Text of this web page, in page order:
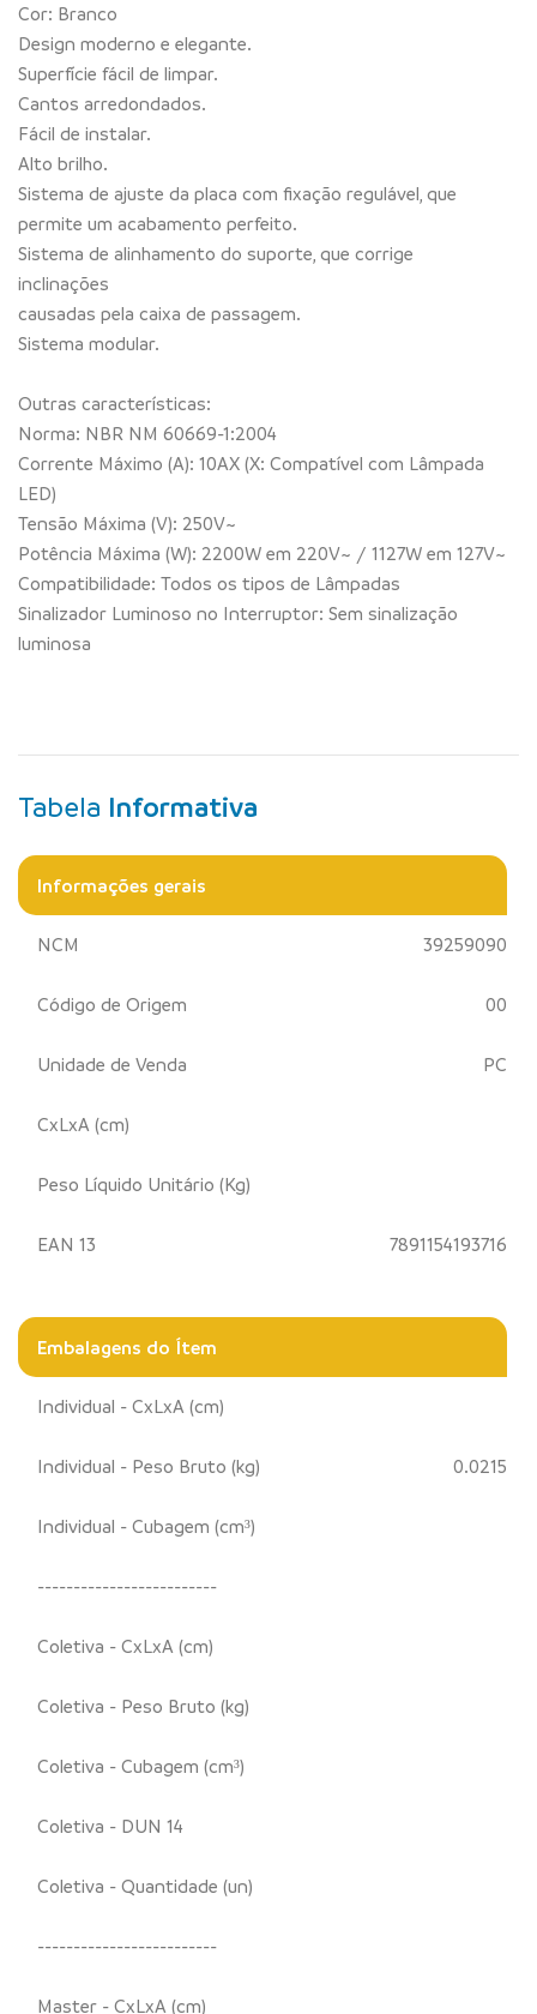
Cor: Branco
Design moderno e elegante.
Superfície fácil de limpar.
Cantos arredondados.
Fácil de instalar.
Alto brilho.
Sistema de ajuste da placa com fixação regulável, que
permite um acabamento perfeito.
Sistema de alinhamento do suporte, que corrige
inclinações
causadas pela caixa de passagem.
Sistema modular.
Outras características:
Norma: NBR NM 60669-1:2004
Corrente Máximo (A): 10AX (X: Compatível com Lâmpada
LED)
Tensão Máxima (V): 250V~
Potência Máxima (W): 2200W em 220V~ / 1127W em 127V~
Compatibilidade: Todos os tipos de Lâmpadas
Sinalizador Luminoso no Interruptor: Sem sinalização
luminosa
Tabela Informativa
Informações gerais
NCM 39259090
Código de Origem 00
Unidade de Venda PC
CxLxA (cm)
Peso Líquido Unitário (Kg)
EAN 13 7891154193716
Embalagens do Ítem
Individual - CxLxA (cm)
Individual - Peso Bruto (kg) 0.0215
Individual - Cubagem (cm³)
-------------------------
Coletiva - CxLxA (cm)
Coletiva - Peso Bruto (kg)
Coletiva - Cubagem (cm³)
Coletiva - DUN 14
Coletiva - Quantidade (un)
-------------------------
Master - CxLxA (cm)